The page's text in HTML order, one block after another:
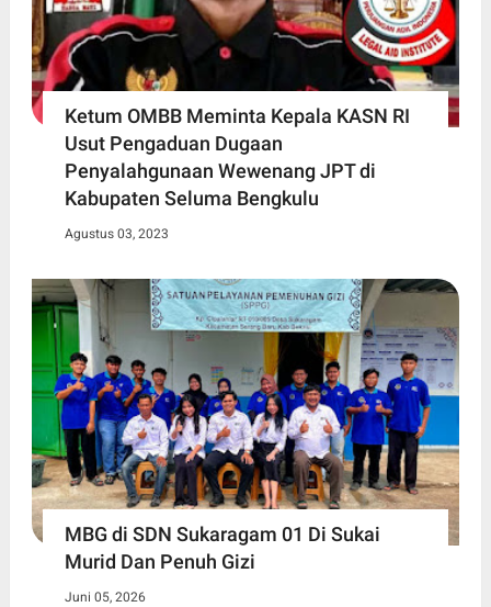
Ketum OMBB Meminta Kepala KASN RI
Usut Pengaduan Dugaan
Penyalahgunaan Wewenang JPT di
Kabupaten Seluma Bengkulu
Agustus 03, 2023
MBG di SDN Sukaragam 01 Di Sukai
Murid Dan Penuh Gizi
Juni 05, 2026